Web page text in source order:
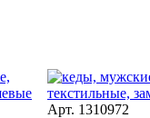
Арт. 1310972